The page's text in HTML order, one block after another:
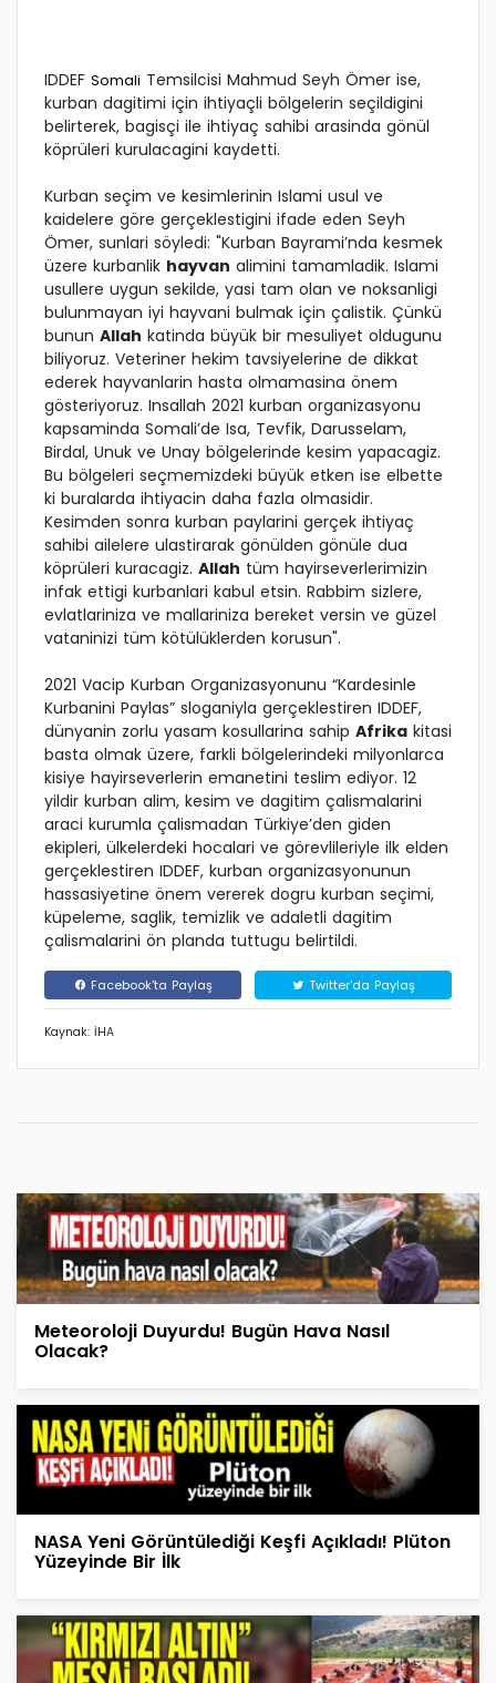
IDDEF Somali Temsilcisi Mahmud Seyh Ömer ise,
kurban dagitimi için ihtiyaçli bölgelerin seçildigini
belirterek, bagisçi ile ihtiyaç sahibi arasinda gönül
köprüleri kurulacagini kaydetti.
Kurban seçim ve kesimlerinin Islami usul ve
kaidelere göre gerçeklestigini ifade eden Seyh
Ömer, sunlari söyledi: "Kurban Bayrami’nda kesmek
üzere kurbanlik hayvan alimini tamamladik. Islami
usullere uygun sekilde, yasi tam olan ve noksanligi
bulunmayan iyi hayvani bulmak için çalistik. Çünkü
bunun Allah katinda büyük bir mesuliyet oldugunu
biliyoruz. Veteriner hekim tavsiyelerine de dikkat
ederek hayvanlarin hasta olmamasina önem
gösteriyoruz. Insallah 2021 kurban organizasyonu
kapsaminda Somali’de Isa, Tevfik, Darusselam,
Birdal, Unuk ve Unay bölgelerinde kesim yapacagiz.
Bu bölgeleri seçmemizdeki büyük etken ise elbette
ki buralarda ihtiyacin daha fazla olmasidir.
Kesimden sonra kurban paylarini gerçek ihtiyaç
sahibi ailelere ulastirarak gönülden gönüle dua
köprüleri kuracagiz. Allah tüm hayirseverlerimizin
infak ettigi kurbanlari kabul etsin. Rabbim sizlere,
evlatlariniza ve mallariniza bereket versin ve güzel
vataninizi tüm kötülüklerden korusun".
2021 Vacip Kurban Organizasyonunu “Kardesinle
Kurbanini Paylas” sloganiyla gerçeklestiren IDDEF,
dünyanin zorlu yasam kosullarina sahip Afrika kitasi
basta olmak üzere, farkli bölgelerindeki milyonlarca
kisiye hayirseverlerin emanetini teslim ediyor. 12
yildir kurban alim, kesim ve dagitim çalismalarini
araci kurumla çalismadan Türkiye’den giden
ekipleri, ülkelerdeki hocalari ve görevlileriyle ilk elden
gerçeklestiren IDDEF, kurban organizasyonunun
hassasiyetine önem vererek dogru kurban seçimi,
küpeleme, saglik, temizlik ve adaletli dagitim
çalismalarini ön planda tuttugu belirtildi.
Facebook'ta Paylaş Twitter'da Paylaş
Kaynak: İHA
Meteoroloji Duyurdu! Bugün Hava Nasıl
Olacak?
NASA Yeni Görüntülediği Keşfi Açıkladı! Plüton
Yüzeyinde Bir İlk